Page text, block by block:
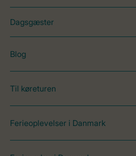
Dagsgæster
Blog
Til køreturen
Ferieoplevelser i Danmark